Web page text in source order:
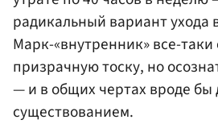
радикальный вариант ухода
Марк-«внутренник» все-
призрачную тоску, но
— и в общих чертах вроде бы
существованием.